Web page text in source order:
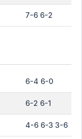
7-6 6-2
6-4 6-0
6-2 6-1
4-6 6-3 3-6